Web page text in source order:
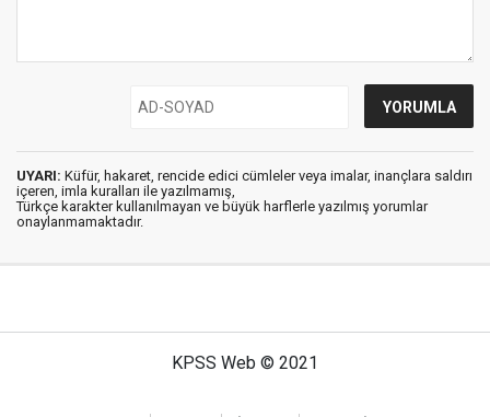
UYARI: Küfür, hakaret, rencide edici cümleler veya imalar, inançlara saldırı
içeren, imla kuralları ile yazılmamış,
Türkçe karakter kullanılmayan ve büyük harflerle yazılmış yorumlar
onaylanmamaktadır.
KPSS Web © 2021